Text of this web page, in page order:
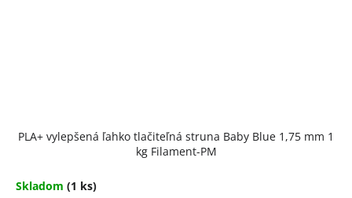
PLA+ vylepšená ľahko tlačiteľná struna Baby Blue 1,75 mm 1
kg Filament-PM
Skladom (1 ks)